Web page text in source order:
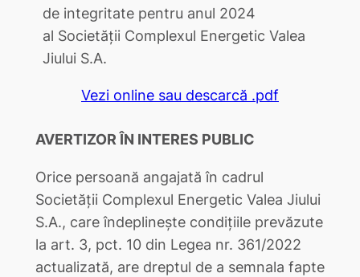
de integritate pentru anul 2024
al Societăţii Complexul Energetic Valea
Jiului S.A.
Vezi online sau descarcă .pdf
AVERTIZOR ÎN INTERES PUBLIC
Orice persoană angajată în cadrul
Societății Complexul Energetic Valea Jiului
S.A., care îndeplinește condițiile prevăzute
la art. 3, pct. 10 din Legea nr. 361/2022
actualizată, are dreptul de a semnala fapte